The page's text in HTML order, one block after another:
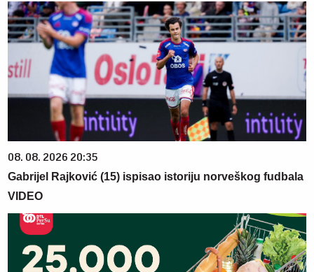
08. 08. 2026 20:35
Gabrijel Rajković (15) ispisao istoriju norveškog fudbala
VIDEO